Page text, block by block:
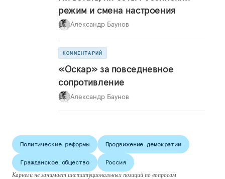
режим и смена настроения
Александр Баунов
КОММЕНТАРИЙ
«Оскар» за повседневное
сопротивление
Александр Баунов
Политические реформы Продвижение демократии
Гражданское общество
Россия
Карнеги не занимает институциональных позиций по вопросам